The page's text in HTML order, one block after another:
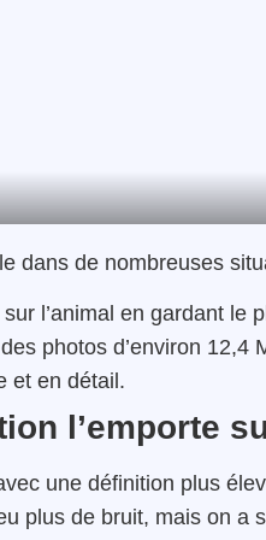
dans de nombreuses
l’animal en gardant le
photos d’environ 12,4
et en détail.
l’emporte
une définition plus
plus de bruit, mais on a